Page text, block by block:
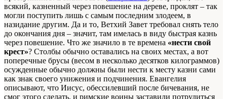
всякий, казненный через повешение на дереве, проклят – так
могли поступить лишь с самым последним злодеем, в
назидание другим. Да и то, Ветхий Завет требовал снять тело
до окончания дня – значит, там имелась в виду быстрая казнь
через повешение. Что же значило в те времена «нести свой
крест»? Столбы обычно оставались на своих местах, а вот
поперечные брусы (весом в несколько десятков килограммов)
осужденные обычно должны были нести к месту казни сами
как знак своего унижения и подчинения. Евангелия
описывают, что Иисус, обессилевший после бичевания, не
смог этого сделать, и римские воины заставили потрудиться